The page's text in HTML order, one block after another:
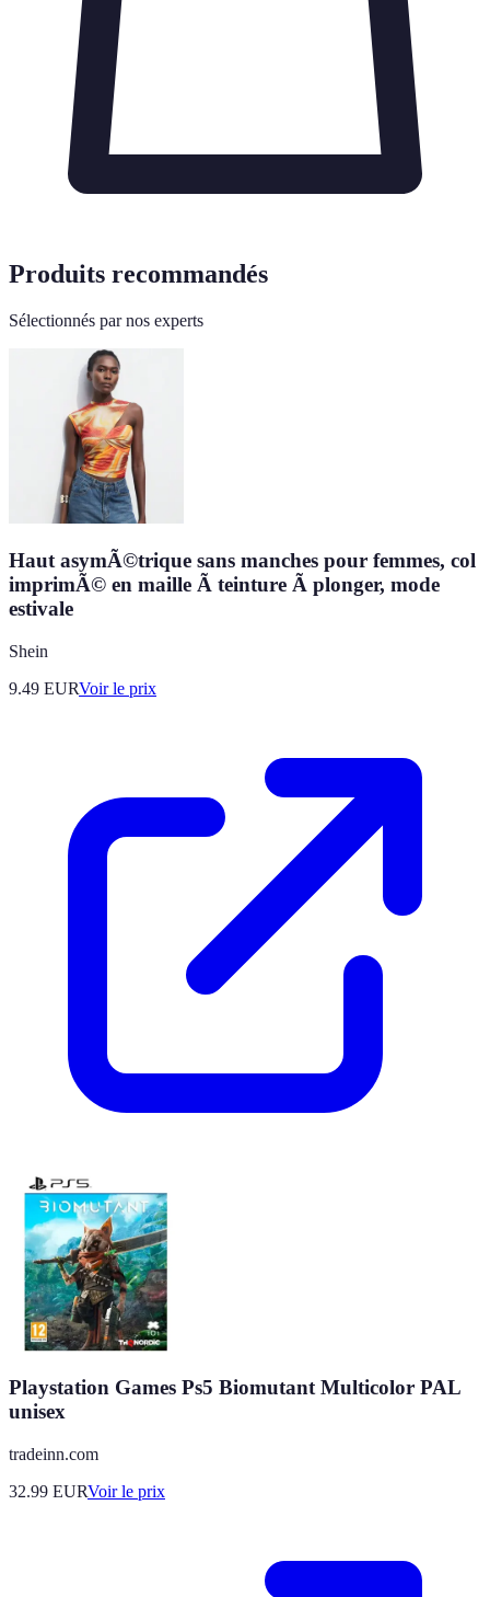
Produits recommandés
Sélectionnés par nos experts
Haut asymÃ©trique sans manches pour femmes, col
imprimÃ© en maille Ã teinture Ã plonger, mode
estivale
Shein
9.49 EURVoir le prix
Playstation Games Ps5 Biomutant Multicolor PAL
unisex
tradeinn.com
32.99 EURVoir le prix